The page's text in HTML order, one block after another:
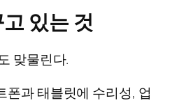
있는 것
맞물린다.
폰과 태블릿에 수리성, 업